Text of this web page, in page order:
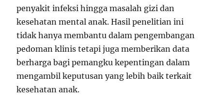
penyakit infeksi hingga masalah gizi dan
kesehatan mental anak. Hasil penelitian ini
tidak hanya membantu dalam pengembangan
pedoman klinis tetapi juga memberikan data
berharga bagi pemangku kepentingan dalam
mengambil keputusan yang lebih baik terkait
kesehatan anak.